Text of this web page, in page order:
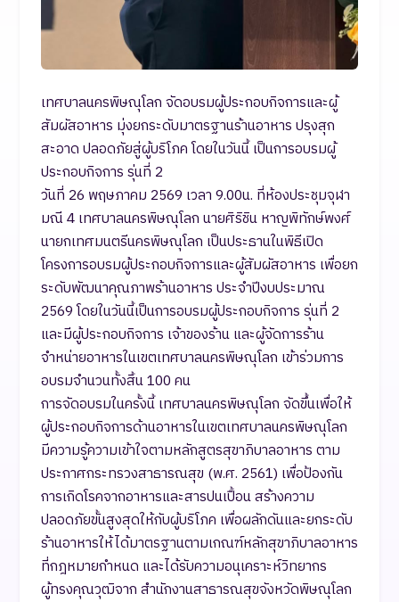
เทศบาลนครพิษณุโลก จัดอบรมผู้ประกอบกิจการและผู้
สัมผัสอาหาร มุ่งยกระดับมาตรฐานร้านอาหาร ปรุงสุก
สะอาด ปลอดภัยสู่ผู้บริโภค โดยในวันนี้ เป็นการอบรมผู้
ประกอบกิจการ รุ่นที่ 2
วันที่ 26 พฤษภาคม 2569 เวลา 9.00น. ที่ห้องประชุมจุฬา
มณี 4 เทศบาลนครพิษณุโลก นายศิริชิน หาญพิทักษ์พงศ์
นายกเทศมนตรีนครพิษณุโลก เป็นประธานในพิธีเปิด
โครงการอบรมผู้ประกอบกิจการและผู้สัมผัสอาหาร เพื่อยก
ระดับพัฒนาคุณภาพร้านอาหาร ประจำปีงบประมาณ
2569 โดยในวันนี้เป็นการอบรมผู้ประกอบกิจการ รุ่นที่ 2
และมีผู้ประกอบกิจการ เจ้าของร้าน และผู้จัดการร้าน
จำหน่ายอาหารในเขตเทศบาลนครพิษณุโลก เข้าร่วมการ
อบรมจำนวนทั้งสิ้น 100 คน
การจัดอบรมในครั้งนี้ เทศบาลนครพิษณุโลก จัดขึ้นเพื่อให้
ผู้ประกอบกิจการด้านอาหารในเขตเทศบาลนครพิษณุโลก
มีความรู้ความเข้าใจตามหลักสูตรสุขาภิบาลอาหาร ตาม
ประกาศกระทรวงสาธารณสุข (พ.ศ. 2561) เพื่อป้องกัน
การเกิดโรคจากอาหารและสารปนเปื้อน สร้างความ
ปลอดภัยขั้นสูงสุดให้กับผู้บริโภค เพื่อผลักดันและยกระดับ
ร้านอาหารให้ได้มาตรฐานตามเกณฑ์หลักสุขาภิบาลอาหาร
ที่กฎหมายกำหนด และได้รับความอนุเคราะห์วิทยากร
ผู้ทรงคุณวุฒิจาก สำนักงานสาธารณสุขจังหวัดพิษณุโลก